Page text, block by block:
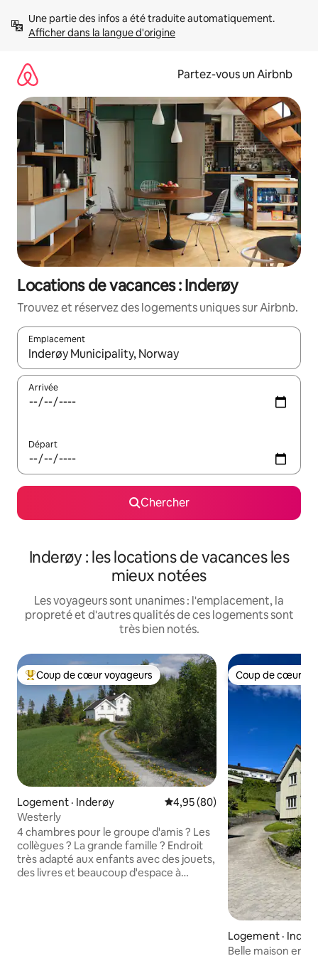
directement
Afficher dans la langue d'origine
Partez-vous un Airbnb
Locations de vacances : Inderøy
Trouvez et réservez des logements uniques sur Airbnb.
Emplacement
Quand les résultats sont affichés, parcourez-les en utilisant
Arrivée
Départ
Chercher
Inderøy : les locations de vacances les
mieux notées
Les voyageurs sont unanimes : l'emplacement, la
propreté et d'autres qualités de ces logements sont
très bien notés.
Coup de cœur voyageurs parmi les plus aimés
Coup de cœur voyageurs
Logement · Inderøy Note moyenne de 4,95 sur 5,
4,95 (80)
Westerly
4 chambres pour le groupe d'amis ? Les
collègues ? La grande famille ? Endroit
très adapté aux enfants avec des jouets,
des livres et beaucoup d'espace à
Coup de cœur
Coup de cœur
Logement ·
Belle maison en